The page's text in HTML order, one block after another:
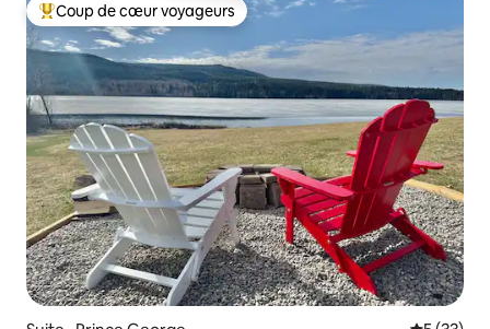
Coup de cœur voyageurs parmi les plus aimés
Coup de cœur voyageurs